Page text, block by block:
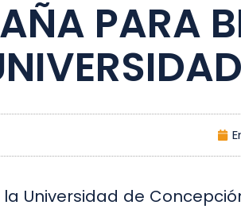
PARA
Universidad de